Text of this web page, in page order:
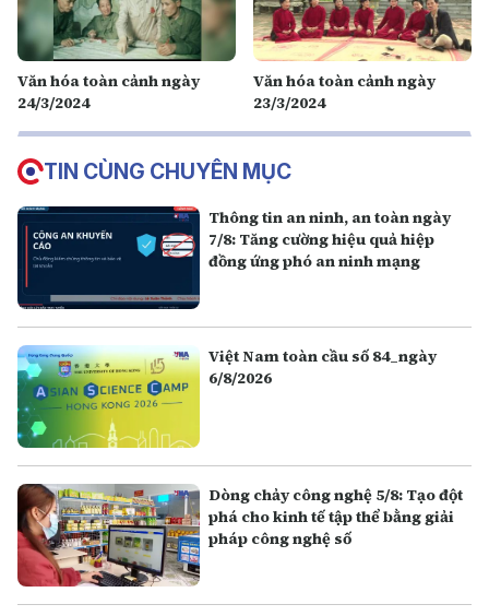
Văn hóa toàn cảnh ngày
24/3/2024
Văn hóa toàn cảnh ngày
23/3/2024
TIN CÙNG CHUYÊN MỤC
Thông tin an ninh, an toàn ngày
7/8: Tăng cường hiệu quả hiệp
đồng ứng phó an ninh mạng
Việt Nam toàn cầu số 84_ngày
6/8/2026
Dòng chảy công nghệ 5/8: Tạo đột
phá cho kinh tế tập thể bằng giải
pháp công nghệ số